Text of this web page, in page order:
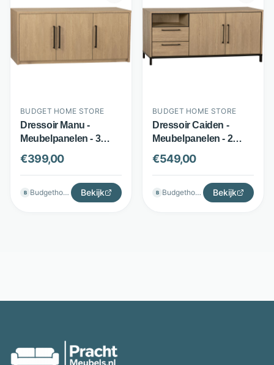
BUDGET HOME STORE
Dressoir Manu -
Meubelpanelen - 3
deuren - Bruin -
Budget Home Store
€399,00
B Budgethomestore Bekijk
BUDGET HOME STORE
Dressoir Caiden -
Meubelpanelen - 2
deuren en 2 lades -
Bruin - Budget Home
Store
€549,00
B Budgethomestore Bekijk